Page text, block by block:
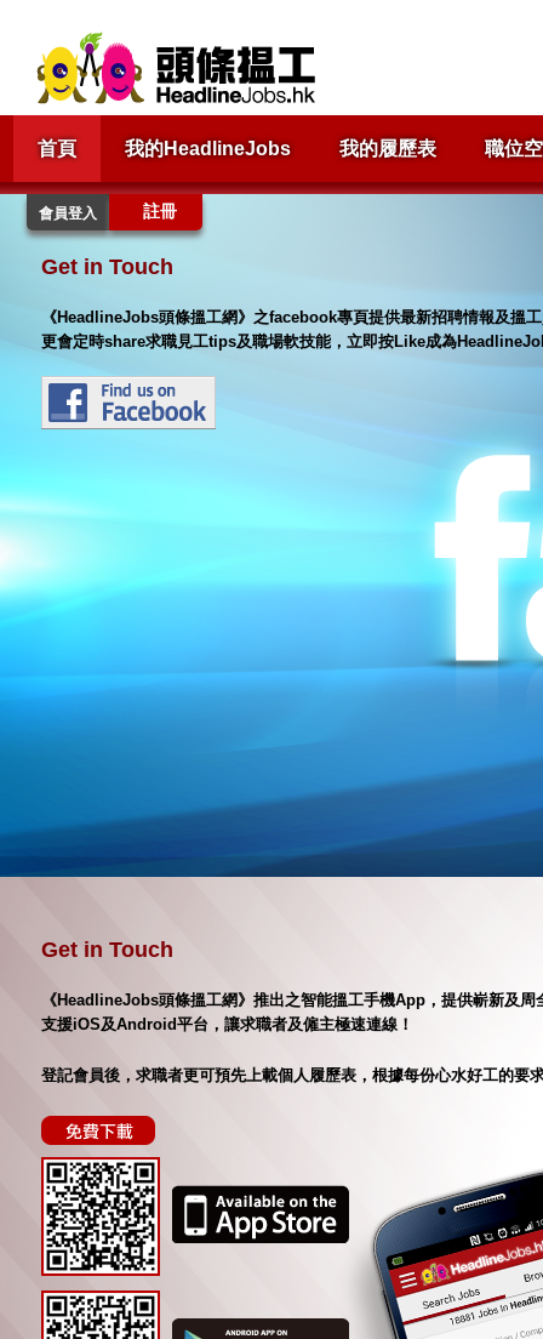
首頁 我的HeadlineJobs 我的履歷表 職位
會員登入 註冊
Get in Touch
《HeadlineJobs頭條搵工網》之facebook專頁提供最新招聘情報及搵
更會定時share求職見工tips及職場軟技能，立即按Like成為
Get in Touch
《HeadlineJobs頭條搵工網》推出之智能搵工手機App，提供嶄新及
支援iOS及Android平台，讓求職者及僱主極速連線！
登記會員後，求職者更可預先上載個人履歷表，根據每份心水好工的要